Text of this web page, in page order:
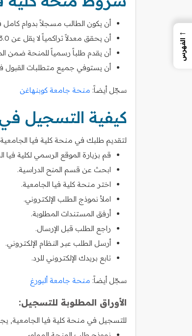
أن يكون الطالب مسجلاً بدوام كامل
أن يحقق معدلاً تراكمياً لا يقل عن 3.0 من 4.0.
أن يقدم طلباً رسمياً للمنحة ضمن
أن يستوفي جميع متطلبات القبول
سجّل أيضاً: منحة جامعة كوبنهاغن
كيفية التسجيل
لتقديم طلبك في منحة كلية فيا الجامعية,
قم بزيارة الموقع الرسمي لكلية فيا
ابحث عن قسم المنح الدراسية.
اختر منحة كلية فيا الجامعية.
املأ نموذج الطلب الإلكتروني.
أرفق المستندات المطلوبة.
راجع الطلب قبل الإرسال.
أرسل الطلب عبر النظام الإلكتروني.
تابع بريدك الإلكتروني للرد.
سجّل أيضاً: منحة جامعة ألبورغ
الأوراق المطلوبة للتسجيل:
للتسجيل في منحة كلية فيا الجامعية,
←
الفهرس